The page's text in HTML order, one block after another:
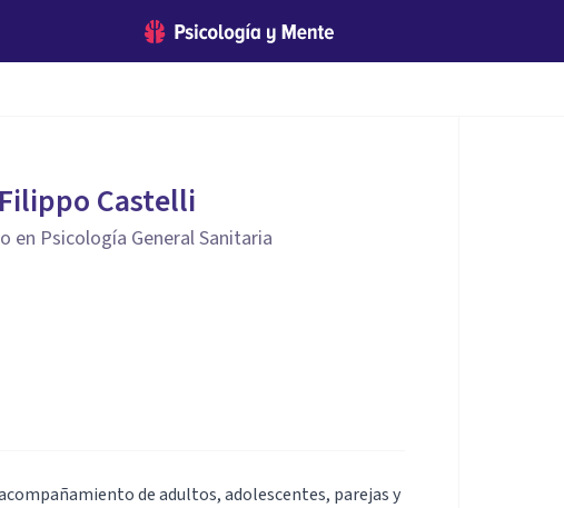
Castelli
en Psicología General Sanitaria
de adultos, adolescentes, parejas y